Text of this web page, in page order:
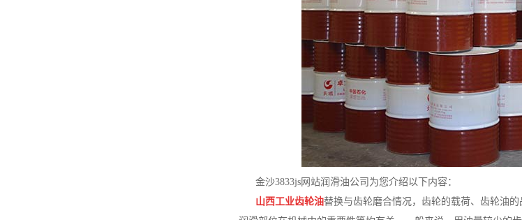
金沙3833js网站润滑油公司为您介绍以下内容：
山西工业齿轮油替换与齿轮磨合情况，齿轮的载荷、齿轮油